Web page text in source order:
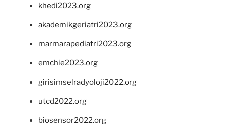
khedi2023.org
akademikgeriatri2023.org
marmarapediatri2023.org
emchie2023.org
girisimselradyoloji2022.org
utcd2022.org
biosensor2022.org